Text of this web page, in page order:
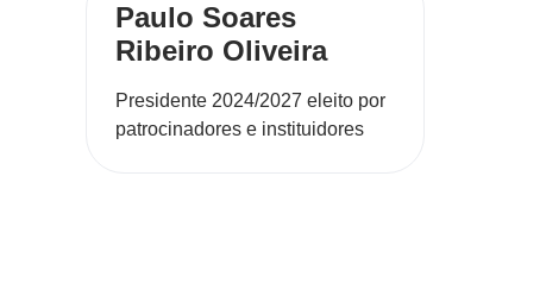
Paulo Soares
Ribeiro Oliveira
Presidente 2024/2027 eleito por
patrocinadores e instituidores